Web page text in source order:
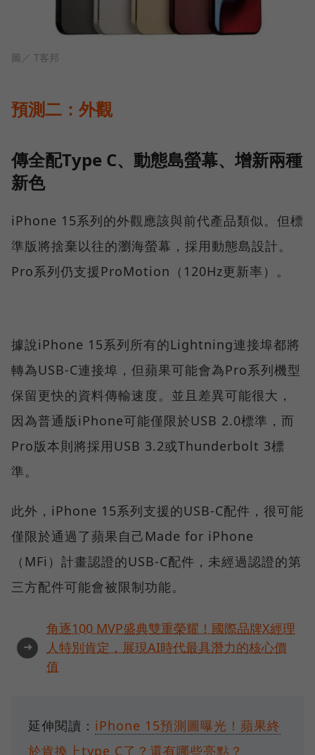
圖／ T客邦
預測二：外觀
傳全配Type C、動態島螢幕、增新兩種
新色
iPhone 15系列的外觀應該與前代產品類似。但標
準版將捨棄以往的瀏海螢幕，採用動態島設計。
Pro系列仍支援ProMotion（120Hz更新率）。
據說iPhone 15系列所有的Lightning連接埠都將
轉為USB-C連接埠，但蘋果可能會為Pro系列機型
保留更快的資料傳輸速度。並且差異可能很大，
因為普通版iPhone可能僅限於USB 2.0標準，而
Pro版本則將採用USB 3.2或Thunderbolt 3標
準。
此外，iPhone 15系列支援的USB-C配件，很可能
僅限於通過了蘋果自己Made for iPhone
（MFi）計畫認證的USB-C配件，未經過認證的第
三方配件可能會被限制功能。
➜
角逐100 MVP盛典雙重榮耀！國際品牌X經理
人特別肯定，展現AI時代最具潛力的核心價
值
延伸閱讀： iPhone 15預測圖曝光！蘋果終
於肯換上type C了？還有哪些亮點？